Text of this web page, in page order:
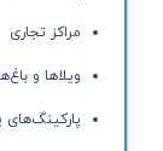
مراکز تجاری
ویلاها و
پارکینگ‌های